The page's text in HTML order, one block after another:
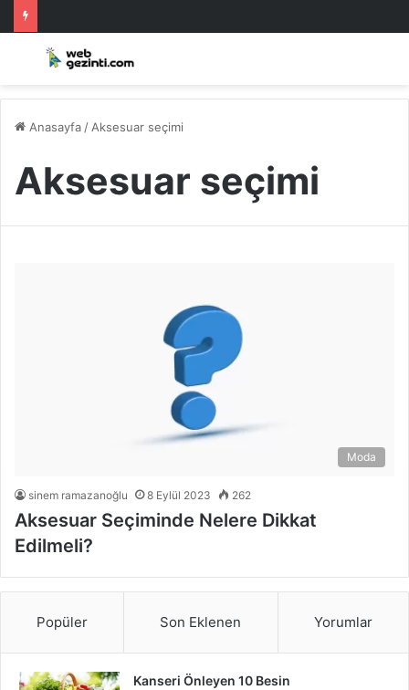
Anasayfa / Aksesuar seçimi
Aksesuar seçimi
Moda
sinem ramazanoğlu 8 Eylül 2023 262
Aksesuar Seçiminde Nelere Dikkat
Edilmeli?
Popüler Son Eklenen Yorumlar
Kanseri Önleyen 10 Besin